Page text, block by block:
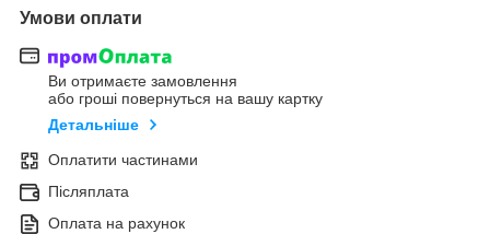
Умови оплати
Ви отримаєте замовлення
або гроші повернуться на вашу картку
Детальніше
Оплатити частинами
Післяплата
Оплата на рахунок